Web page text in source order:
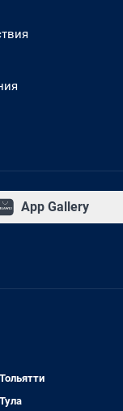
App Gallery
Тольятти
Тула